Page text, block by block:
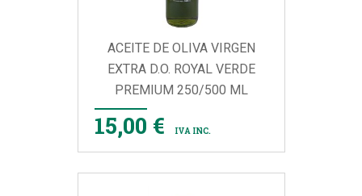
ACEITE DE OLIVA VIRGEN
EXTRA D.O. ROYAL VERDE
PREMIUM 250/500 ML
15,00 € IVA INC.